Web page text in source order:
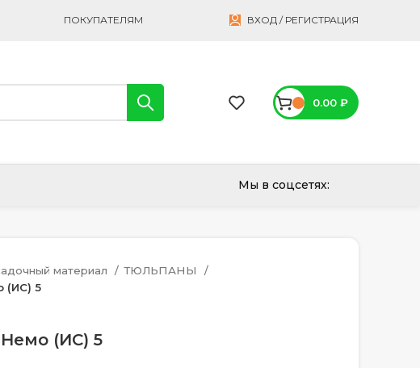
ПОКУПАТЕЛЯМ ВХОД / РЕГИСТРАЦИЯ
0.00 ₽
Мы в соцсетях:
материал
ТЮЛЬПАНЫ
(ИС) 5
(ИС) 5